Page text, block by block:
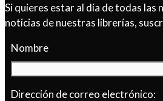
Si quieres estar al día de todas las
noticias de nuestras librerías,
Nombre
Dirección de correo electrónico: